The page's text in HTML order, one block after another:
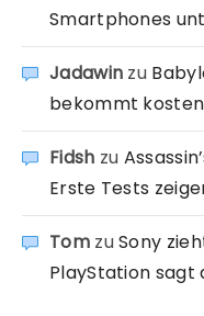
Smartphones
Jadawin zu
bekommt
Fidsh zu
Erste Tests
TomzuSony
PlayStation sagt